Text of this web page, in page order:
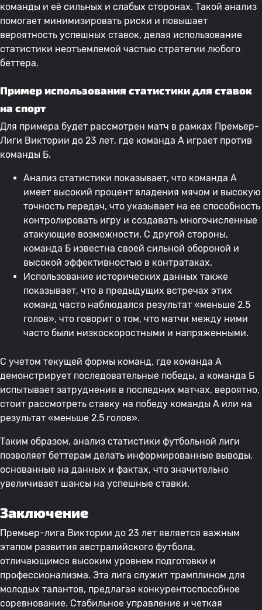
команды и её сильных и слабых сторонах. Такой анализ
помогает минимизировать риски и повышает
вероятность успешных ставок, делая использование
статистики неотъемлемой частью стратегии любого
беттера.
Пример использования статистики для ставок
на спорт
Для примера будет рассмотрен матч в рамках Премьер-
Лиги Виктории до 23 лет, где команда А играет против
команды Б.
Анализ статистики показывает, что команда А
имеет высокий процент владения мячом и высокую
точность передач, что указывает на ее способность
контролировать игру и создавать многочисленные
атакующие возможности. С другой стороны,
команда Б известна своей сильной обороной и
высокой эффективностью в контратаках.
Использование исторических данных также
показывает, что в предыдущих встречах этих
команд часто наблюдался результат «меньше 2.5
голов», что говорит о том, что матчи между ними
часто были низкоскоростными и напряженными.
С учетом текущей формы команд, где команда А
демонстрирует последовательные победы, а команда Б
испытывает затруднения в последних матчах, вероятно,
стоит рассмотреть ставку на победу команды А или на
результат «меньше 2.5 голов».
Таким образом, анализ статистики футбольной лиги
позволяет беттерам делать информированные выводы,
основанные на данных и фактах, что значительно
увеличивает шансы на успешные ставки.
Заключение
Премьер-лига Виктории до 23 лет является важным
этапом развития австралийского футбола,
отличающимся высоким уровнем подготовки и
профессионализма. Эта лига служит трамплином для
молодых талантов, предлагая конкурентоспособное
соревнование. Стабильное управление и четкая